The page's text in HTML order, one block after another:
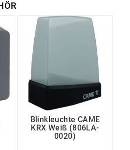
Blinkleuchte CAME
KRX Weiß (806LA-
0020)